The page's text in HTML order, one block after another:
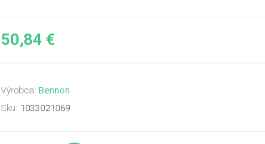
50,84 €
Výrobca: Bennon
Sku: 1033021069